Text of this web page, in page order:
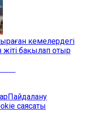
кемелердегі
бақылап отыр
Пайдалану
саясаты